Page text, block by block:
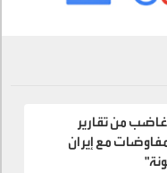
غاضب من تقارير
مع إيران